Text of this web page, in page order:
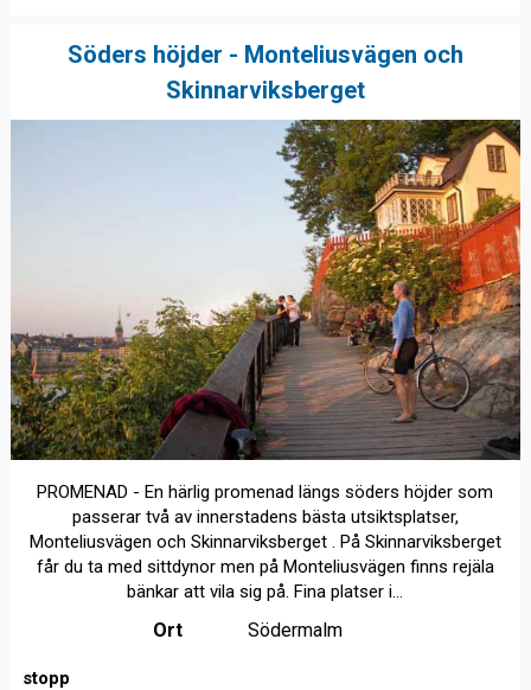
Söders höjder - Monteliusvägen och
Skinnarviksberget
PROMENAD - En härlig promenad längs söders höjder som
passerar två av innerstadens bästa utsiktsplatser,
Monteliusvägen och Skinnarviksberget . På Skinnarviksberget
får du ta med sittdynor men på Monteliusvägen finns rejäla
bänkar att vila sig på. Fina platser i...
Ort Södermalm
stopp